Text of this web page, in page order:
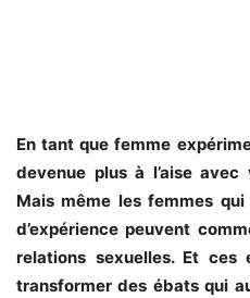
En tant que femme
devenue plus à l’aise
Mais même les femmes
d’expérience peuvent
relations sexuelles. Et ces
transformer des ébats qui